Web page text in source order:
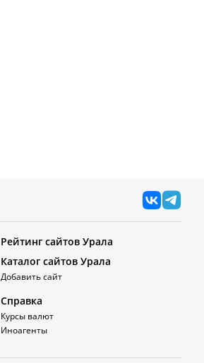
Рейтинг сайтов Урала
Каталог сайтов Урала
Добавить сайт
Справка
Курсы валют
Иноагенты